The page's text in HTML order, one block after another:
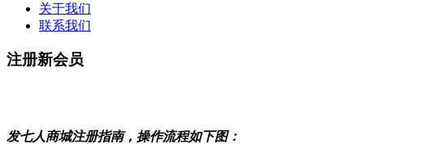
关于我们
联系我们
注册新会员
发七人商城注册指南，操作流程如下图：